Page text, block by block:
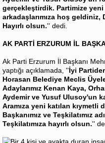
gerçekleştirdik. Partimize yeni
arkadaşlarımıza hoş geldiniz,
Hayırlı olsun.'' dedi.
AK PARTİ ERZURUM İL
Ak Parti Erzurum İl Başkanı
yaptığı açıklamada, ''İyi
Horasan Belediye Meclis
Adaylarımız Kenan Kaya,
Aydemir ve Yusuf Ulusoy'un
Aramıza yeni katılan kıymetli
Başkanımız ve Teşkilatımız
Teşkilatımıza hayırlı olsun.''